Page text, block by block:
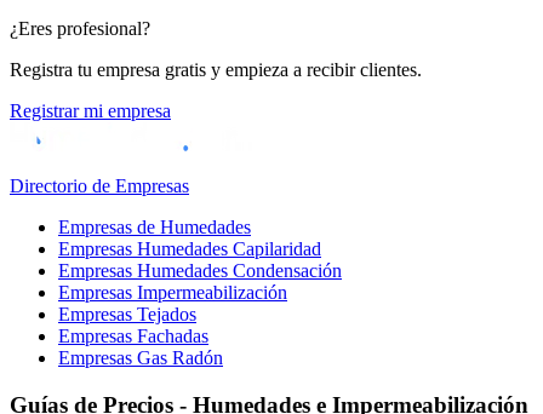
¿Eres profesional?
Registra tu empresa gratis y empieza a recibir clientes.
Registrar mi empresa
Directorio de Empresas
Empresas de Humedades
Empresas Humedades Capilaridad
Empresas Humedades Condensación
Empresas Impermeabilización
Empresas Tejados
Empresas Fachadas
Empresas Gas Radón
Guías de Precios - Humedades e Impermeabilización